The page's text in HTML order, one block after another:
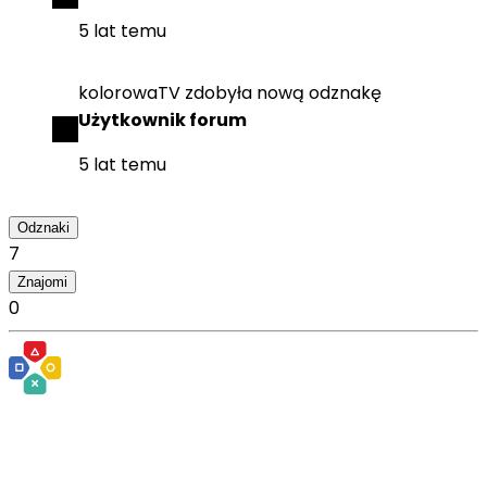
5 lat temu
kolorowaTV zdobyła nową odznakę
Użytkownik forum
5 lat temu
Odznaki
7
Znajomi
0